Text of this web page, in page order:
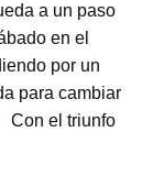
a un paso
en el
por un
para cambiar
Con el triunfo